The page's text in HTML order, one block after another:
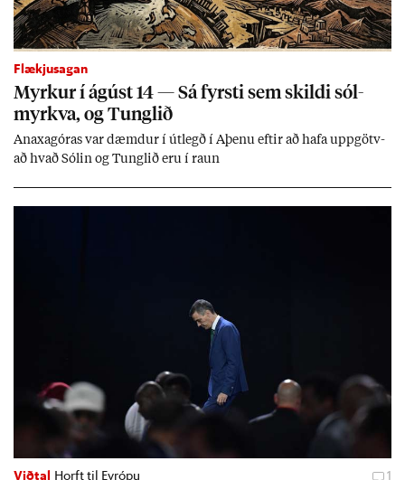
Flækjusagan
Myrk­ur í ág­úst 14 — Sá fyrsti sem skildi sól­
myrkva, og Tungl­ið
An­axagór­as var dæmd­ur í út­legð í Aþenu eft­ir að hafa upp­götv­
að hvað Sól­in og Tungl­ið eru í raun
Viðtal Horft til Evrópu 1